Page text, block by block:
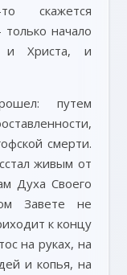
скажется
начало
и Христа, и
путем
смерти.
живым от
Духа Своего
Завете не
к концу
на руках, на
и копья, на